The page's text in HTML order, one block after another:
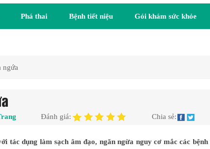
Phá thai Bệnh tiết niệu Gói khám sức khỏe
ngứa
Đánh giá: Chia sẻ:
tác dụng làm sạch âm đạo, ngăn ngừa nguy cơ mắc các